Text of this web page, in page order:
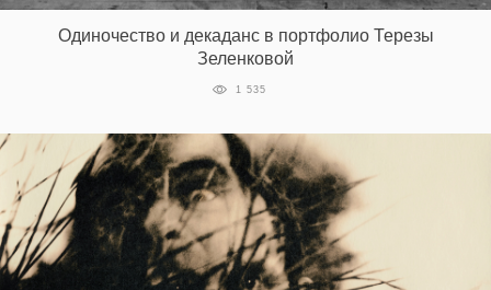
Одиночество и декаданс в портфолио Терезы
Зеленковой
1 535